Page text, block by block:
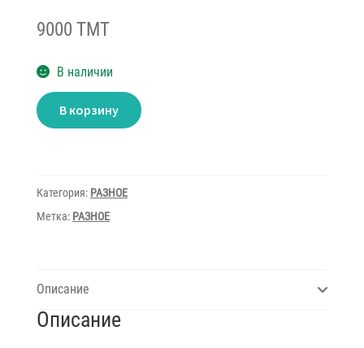
9000 TMT
В наличии
Количество
товара
Printer
White
В корзину
Категория: РАЗНОЕ
Метка: РАЗНОЕ
Описание
Описание